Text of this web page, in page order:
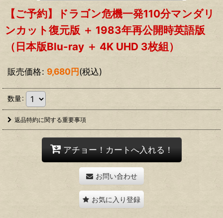
【ご予約】ドラゴン危機一発110分マンダリ
ンカット復元版 ＋ 1983年再公開時英語版
（日本版Blu-ray ＋ 4K UHD 3枚組）
販売価格: 9,680円(税込)
数量:
返品特約に関する重要事項
アチョー！カートへ入れる！
お問い合わせ
お気に入り登録